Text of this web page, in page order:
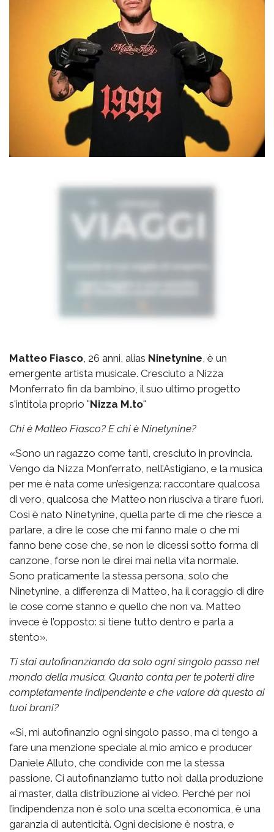
Matteo Fiasco , 26 anni, alias Ninetynine , è un
emergente artista musicale. Cresciuto a Nizza
Monferrato fin da bambino, il suo ultimo progetto
s'intitola proprio "Nizza M.to"
Chi è Matteo Fiasco? E chi è Ninetynine?
«Sono un ragazzo come tanti, cresciuto in provincia.
Vengo da Nizza Monferrato, nell’Astigiano, e la musica
per me è nata come un’esigenza: raccontare qualcosa
di vero, qualcosa che Matteo non riusciva a tirare fuori.
Così è nato Ninetynine, quella parte di me che riesce a
parlare, a dire le cose che mi fanno male o che mi
fanno bene cose che, se non le dicessi sotto forma di
canzone, forse non le direi mai nella vita normale.
Sono praticamente la stessa persona, solo che
Ninetynine, a differenza di Matteo, ha il coraggio di dire
le cose come stanno e quello che non va. Matteo
invece è l’opposto: si tiene tutto dentro e parla a
stento».
Ti stai autofinanziando da solo ogni singolo passo nel
mondo della musica. Quanto conta per te poterti dire
completamente indipendente e che valore dà questo ai
tuoi brani?
«Sì, mi autofinanzio ogni singolo passo, ma ci tengo a
fare una menzione speciale al mio amico e producer
Daniele Alluto, che condivide con me la stessa
passione. Ci autofinanziamo tutto noi: dalla produzione
ai master, dalla distribuzione ai video. Perché per noi
l’indipendenza non è solo una scelta economica, è una
garanzia di autenticità. Ogni decisione è nostra, e